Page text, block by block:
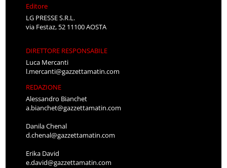
Editore
LG PRESSE S.R.L.
via Festaz, 52 11100 AOSTA
DIRETTORE RESPONSABILE
Luca Mercanti
l.mercanti@gazzettamatin.com
REDAZIONE
Alessandro Bianchet
a.bianchet@gazzettamatin.com
Danila Chenal
d.chenal@gazzettamatin.com
Erika David
e.david@gazzettamatin.com